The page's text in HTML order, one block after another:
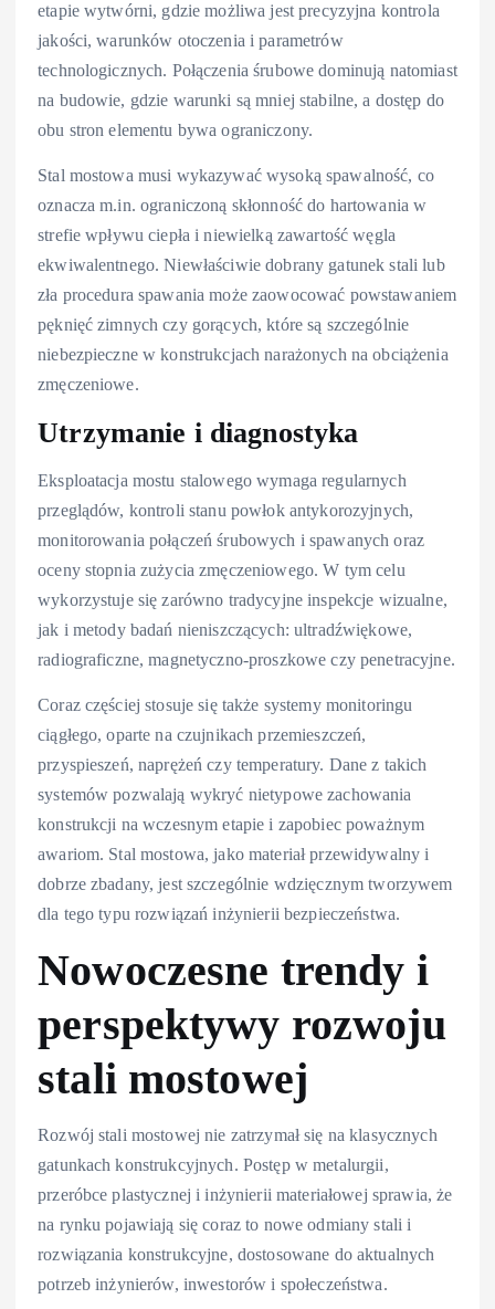
etapie wytwórni, gdzie możliwa jest precyzyjna kontrola
jakości, warunków otoczenia i parametrów
technologicznych. Połączenia śrubowe dominują natomiast
na budowie, gdzie warunki są mniej stabilne, a dostęp do
obu stron elementu bywa ograniczony.
Stal mostowa musi wykazywać wysoką spawalność, co
oznacza m.in. ograniczoną skłonność do hartowania w
strefie wpływu ciepła i niewielką zawartość węgla
ekwiwalentnego. Niewłaściwie dobrany gatunek stali lub
zła procedura spawania może zaowocować powstawaniem
pęknięć zimnych czy gorących, które są szczególnie
niebezpieczne w konstrukcjach narażonych na obciążenia
zmęczeniowe.
Utrzymanie i diagnostyka
Eksploatacja mostu stalowego wymaga regularnych
przeglądów, kontroli stanu powłok antykorozyjnych,
monitorowania połączeń śrubowych i spawanych oraz
oceny stopnia zużycia zmęczeniowego. W tym celu
wykorzystuje się zarówno tradycyjne inspekcje wizualne,
jak i metody badań nieniszczących: ultradźwiękowe,
radiograficzne, magnetyczno-proszkowe czy penetracyjne.
Coraz częściej stosuje się także systemy monitoringu
ciągłego, oparte na czujnikach przemieszczeń,
przyspieszeń, naprężeń czy temperatury. Dane z takich
systemów pozwalają wykryć nietypowe zachowania
konstrukcji na wczesnym etapie i zapobiec poważnym
awariom. Stal mostowa, jako materiał przewidywalny i
dobrze zbadany, jest szczególnie wdzięcznym tworzywem
dla tego typu rozwiązań inżynierii bezpieczeństwa.
Nowoczesne trendy i
perspektywy rozwoju
stali mostowej
Rozwój stali mostowej nie zatrzymał się na klasycznych
gatunkach konstrukcyjnych. Postęp w metalurgii,
przeróbce plastycznej i inżynierii materiałowej sprawia, że
na rynku pojawiają się coraz to nowe odmiany stali i
rozwiązania konstrukcyjne, dostosowane do aktualnych
potrzeb inżynierów, inwestorów i społeczeństwa.